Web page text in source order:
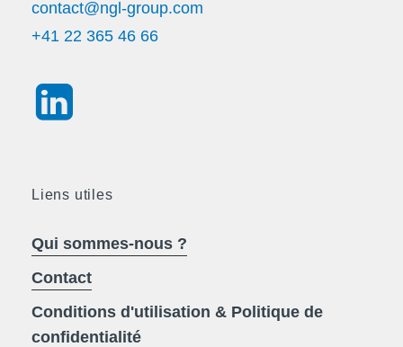
contact@ngl-group.com
+41 22 365 46 66
Liens utiles
Qui sommes-nous ?
Contact
Conditions d'utilisation & Politique de
confidentialité